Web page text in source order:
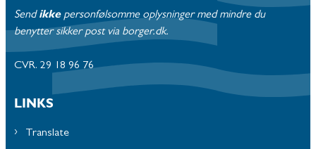
Send ikke personfølsomme oplysninger med mindre du
benytter sikker post via borger.dk.
CVR. 29 18 96 76
LINKS
Translate